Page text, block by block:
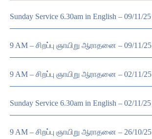
Sunday Service 6.30am in English – 09/11/25
9 AM – சிறப்பு ஞாயிறு ஆராதனை – 09/11/25
9 AM – சிறப்பு ஞாயிறு ஆராதனை – 02/11/25
Sunday Service 6.30am in English – 02/11/25
9 AM – சிறப்பு ஞாயிறு ஆராதனை – 26/10/25